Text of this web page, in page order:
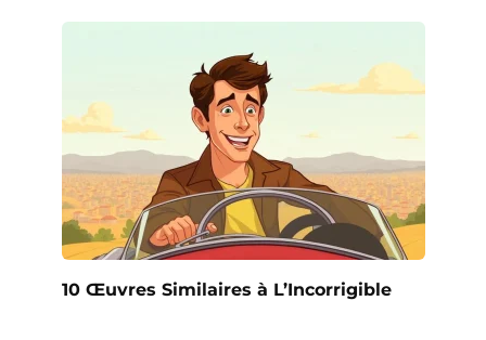
10 Œuvres Similaires à L’Incorrigible